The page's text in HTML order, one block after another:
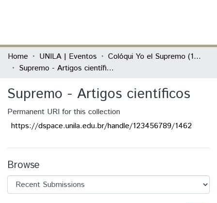
Communities & Collections
All of DSpace
Statistics
Home UNILA | Eventos
Colóqui Yo el Supremo (1974-2014) - Augusto Roa Bastos
Supremo - Artigos científicos
Supremo - Artigos científicos
Permanent URI for this collection
https://dspace.unila.edu.br/handle/123456789/1462
Browse